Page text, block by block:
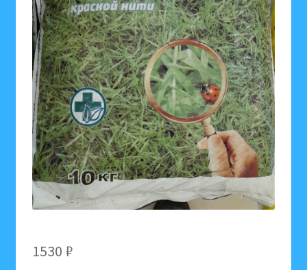
1530 ₽